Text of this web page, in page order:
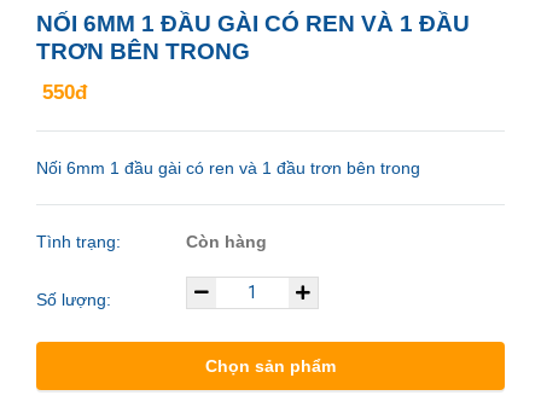
NỐI 6MM 1 ĐẦU GÀI CÓ REN VÀ 1 ĐẦU
TRƠN BÊN TRONG
550đ
Nối 6mm 1 đầu gài có ren và 1 đầu trơn bên trong
Tình trạng: Còn hàng
Số lượng:
Chọn sản phẩm